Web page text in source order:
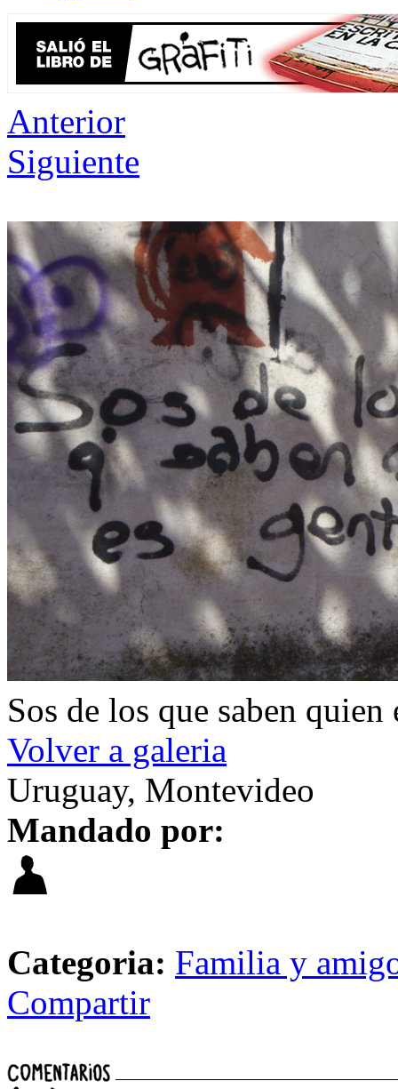
Anterior
Siguiente
Sos de los que saben quien
Volver a galeria
Uruguay, Montevideo
Mandado por:
Categoria: Familia y
Compartir